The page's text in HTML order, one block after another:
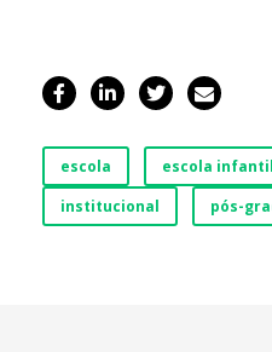
escola escola infantil
institucional
pós-